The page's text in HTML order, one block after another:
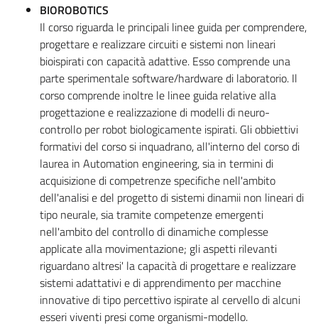
BIOROBOTICS
Il corso riguarda le principali linee guida per comprendere,
progettare e realizzare circuiti e sistemi non lineari
bioispirati con capacità adattive. Esso comprende una
parte sperimentale software/hardware di laboratorio. Il
corso comprende inoltre le linee guida relative alla
progettazione e realizzazione di modelli di neuro-
controllo per robot biologicamente ispirati. Gli obbiettivi
formativi del corso si inquadrano, all'interno del corso di
laurea in Automation engineering, sia in termini di
acquisizione di competrenze specifiche nell'ambito
dell'analisi e del progetto di sistemi dinamii non lineari di
tipo neurale, sia tramite competenze emergenti
nell'ambito del controllo di dinamiche complesse
applicate alla movimentazione; gli aspetti rilevanti
riguardano altresi' la capacità di progettare e realizzare
sistemi adattativi e di apprendimento per macchine
innovative di tipo percettivo ispirate al cervello di alcuni
esseri viventi presi come organismi-modello.